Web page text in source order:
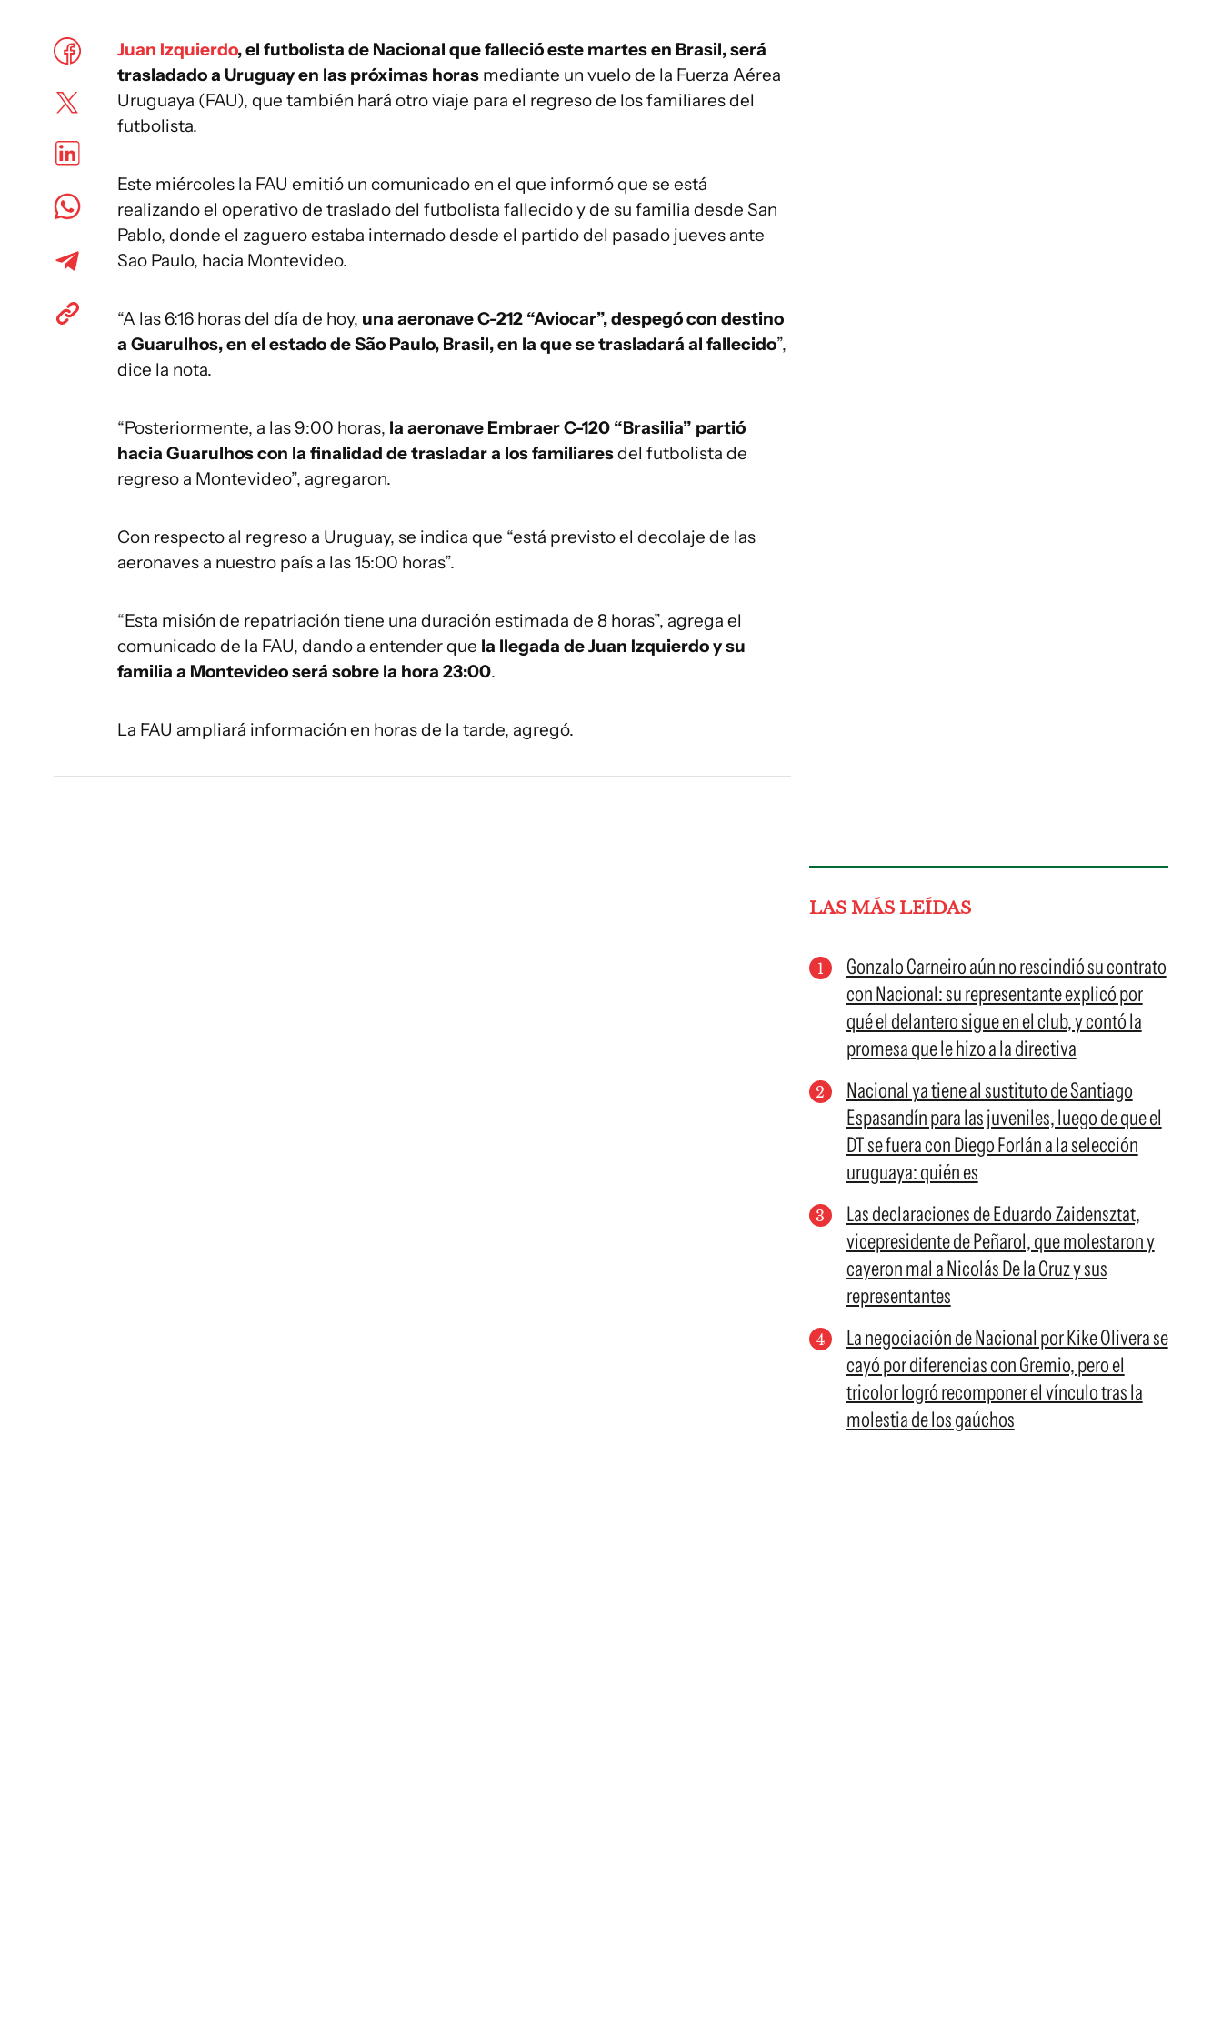
Juan Izquierdo, el futbolista de Nacional que falleció este martes en Brasil, será
trasladado a Uruguay en las próximas horas mediante un vuelo de la Fuerza Aérea
Uruguaya (FAU), que también hará otro viaje para el regreso de los familiares del
futbolista.
Este miércoles la FAU emitió un comunicado en el que informó que se está
realizando el operativo de traslado del futbolista fallecido y de su familia desde San
Pablo, donde el zaguero estaba internado desde el partido del pasado jueves ante
Sao Paulo, hacia Montevideo.
“A las 6:16 horas del día de hoy, una aeronave C-212 “Aviocar”, despegó con destino
a Guarulhos, en el estado de São Paulo, Brasil, en la que se trasladará al fallecido”,
dice la nota.
“Posteriormente, a las 9:00 horas, la aeronave Embraer C-120 “Brasilia” partió
hacia Guarulhos con la finalidad de trasladar a los familiaresdel futbolista de
regreso a Montevideo”, agregaron.
Con respecto al regreso a Uruguay, se indica que “está previsto el decolaje de las
aeronaves a nuestro país a las 15:00 horas”.
“Esta misión de repatriación tiene una duración estimada de 8 horas”, agrega el
comunicado de la FAU, dando a entender que la llegada de Juan Izquierdo y su
familia a Montevideo será sobre la hora 23:00.
La FAU ampliará información en horas de la tarde, agregó.
LAS MÁS LEÍDAS
Gonzalo Carneiro aún no rescindió su contrato
con Nacional: su representante explicó por
qué el delantero sigue en el club, y contó la
promesa que le hizo a la directiva
Nacional ya tiene al sustituto de Santiago
Espasandín para las juveniles, luego de que el
DT se fuera con Diego Forlán a la selección
uruguaya: quién es
Las declaraciones de Eduardo Zaidensztat,
vicepresidente de Peñarol, que molestaron y
cayeron mal a Nicolás De la Cruz y sus
representantes
La negociación de Nacional por Kike Olivera se
cayó por diferencias con Gremio, pero el
tricolor logró recomponer el vínculo tras la
molestia de los gaúchos